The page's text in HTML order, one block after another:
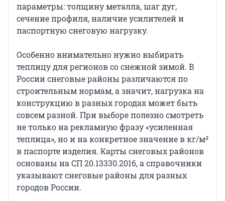
параметры: толщину металла, шаг дуг,
сечение профиля, наличие усилителей и
паспортную снеговую нагрузку.
Особенно внимательно нужно выбирать
теплицу для регионов со снежной зимой. В
России снеговые районы различаются по
строительным нормам, а значит, нагрузка на
конструкцию в разных городах может быть
совсем разной. При выборе полезно смотреть
не только на рекламную фразу «усиленная
теплица», но и на конкретное значение в кг/м²
в паспорте изделия. Карты снеговых районов
основаны на СП 20.13330.2016, а справочники
указывают снеговые районы для разных
городов России.